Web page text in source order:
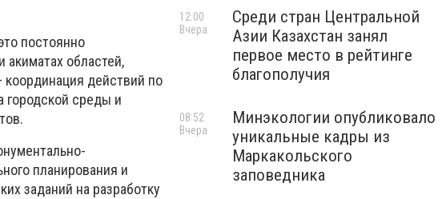
постоянно
областей,
координация действий по
городской среды и
планирования и
заданий на разработку
Среди стран Центральной
Азии Казахстан занял
первое место в рейтинге
благополучия
12:00
Вчера
Минэкологии опубликовало
уникальные кадры из
Маркакольского
заповедника
08:52
Вчера